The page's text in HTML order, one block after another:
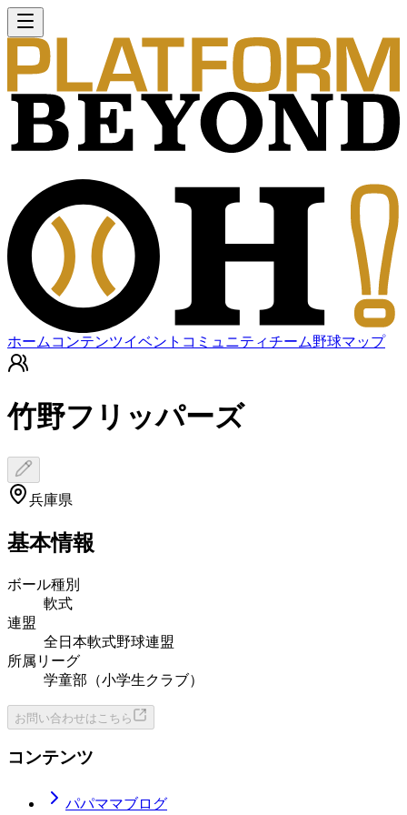
ホーム コンテンツイベント コミュニティチーム野球マップ
竹野フリッパーズ
兵庫県
基本情報
ボール種別
軟式
連盟
全日本軟式野球連盟
所属リーグ
学童部（小学生クラブ）
お問い合わせはこちら
コンテンツ
パパママブログ